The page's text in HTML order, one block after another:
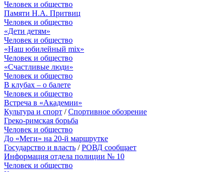
Человек и общество
Памяти Н.А. Притвиц
Человек и общество
«Дети детям»
Человек и общество
«Наш юбилейный mix»
Человек и общество
«Счастливые люди»
Человек и общество
В клубах – о балете
Человек и общество
Встреча в «Академии»
Культура и спорт /Спортивное обозрение
Греко-римская борьба
Человек и общество
До «Меги» на 20-й маршрутке
Государство и власть /РОВД сообщает
Информация отдела полиции № 10
Человек и общество